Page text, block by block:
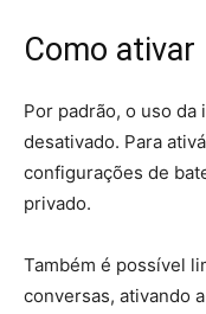
Como ativar
Por padrão, o uso
desativado. Para
configurações de
privado.
Também é possível
conversas, ativando